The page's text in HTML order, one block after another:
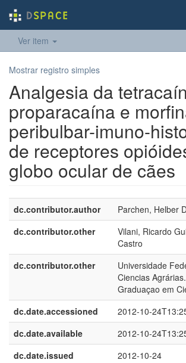
Ver item
Mostrar registro simples
Analgesia da
proparacaína e
peribulbar-imuno-
de receptores
globo ocular de cães
dc.contributor.author
Parchen, Helber
dc.contributor.other
Vilani, Ricardo
Castro
dc.contributor.other
Universidade
Ciencias
Graduaçao em
dc.date.accessioned
2012-10-
dc.date.available
2012-10-
dc.date.issued
2012-10-24